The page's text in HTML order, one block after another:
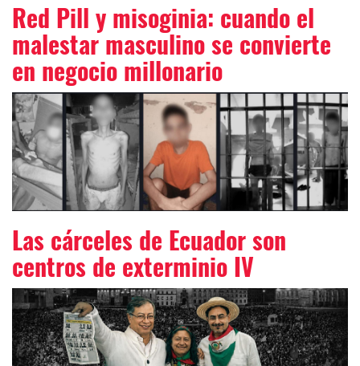
Red Pill y misoginia: cuando el
malestar masculino se convierte
en negocio millonario
Las cárceles de Ecuador son
centros de exterminio IV